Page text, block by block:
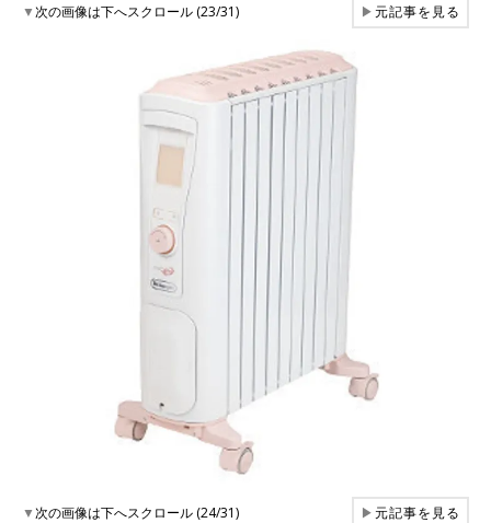
▼次の画像は下へスクロール (23/31) ▶元記事を見る
▼次の画像は下へスクロール (24/31) ▶元記事を見る